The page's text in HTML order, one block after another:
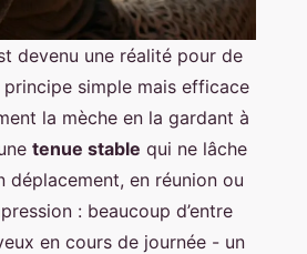
devenu une réalité pour de
simple mais efficace
la mèche en la gardant à
tenue stable qui ne lâche
déplacement, en réunion ou
: beaucoup d’entre
en cours de journée - un